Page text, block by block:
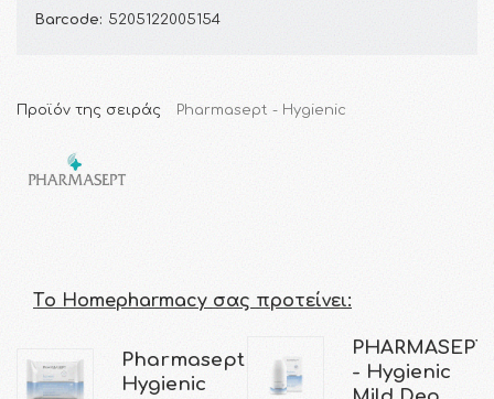
Barcode: 5205122005154
Προϊόν της σειράς Pharmasept - Hygienic
Τo Homepharmacy σας προτείνει:
Pharmasept
Hygienic
PHARMASEPT
- Hygienic